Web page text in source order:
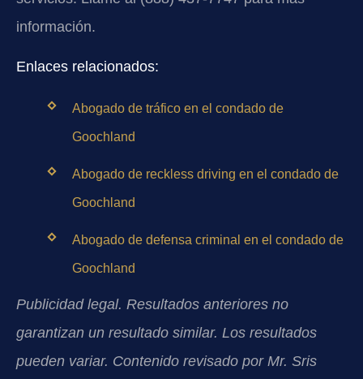
información.
Enlaces relacionados:
Abogado de tráfico en el condado de
Goochland
Abogado de reckless driving en el condado de
Goochland
Abogado de defensa criminal en el condado de
Goochland
Publicidad legal. Resultados anteriores no
garantizan un resultado similar. Los resultados
pueden variar. Contenido revisado por Mr. Sris